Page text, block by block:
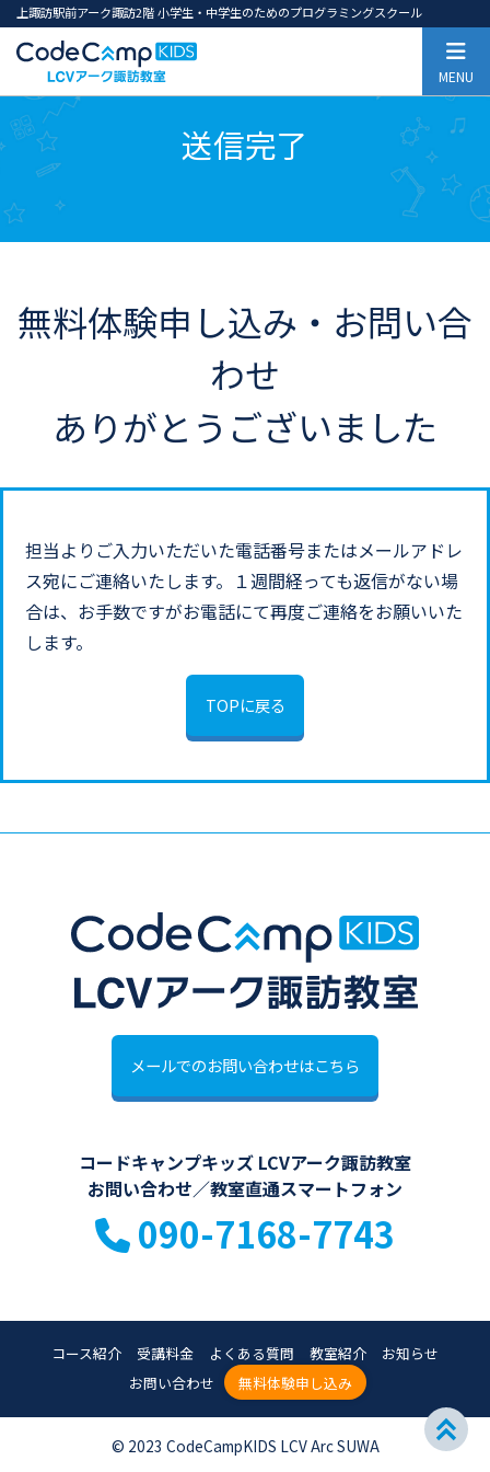
上諏訪駅前アーク諏訪2階 小学生・中学生のためのプログラミングスクール
MENU
送信完了
無料体験申し込み・お問い合
わせ
ありがとうございました
担当よりご入力いただいた電話番号またはメールアドレ
ス宛にご連絡いたします。１週間経っても返信がない場
合は、お手数ですがお電話にて再度ご連絡をお願いいた
します。
TOPに戻る
メールでのお問い合わせはこちら
コードキャンプキッズ LCVアーク諏訪教室
お問い合わせ／教室直通スマートフォン
090-7168-7743
コース紹介 受講料金 よくある質問 教室紹介
お知らせ
お問い合わせ
無料体験申し込み
© 2023 CodeCampKIDS LCV Arc SUWA